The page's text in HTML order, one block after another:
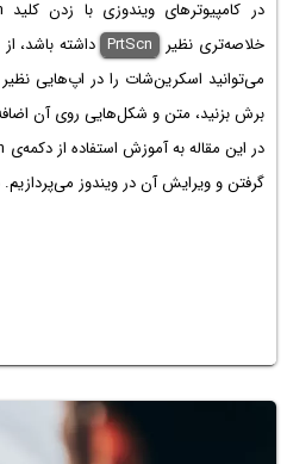
خلاصه‌تری نظیر
PrtScn داشته باشد،
برش بزنید، متن و شکل‌هایی روی آن
گرفتن و ویرایش آن در ویندوز